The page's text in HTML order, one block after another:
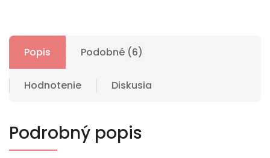
Popis Podobné (6)
Hodnotenie Diskusia
Podrobný popis